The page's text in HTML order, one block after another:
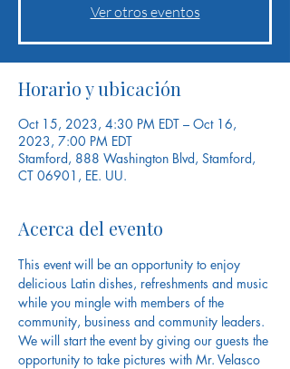
Ver otros eventos
Horario y ubicación
Oct 15, 2023, 4:30 PM EDT – Oct 16,
2023, 7:00 PM EDT
Stamford, 888 Washington Blvd, Stamford,
CT 06901, EE. UU.
Acerca del evento
This event will be an opportunity to enjoy
delicious Latin dishes, refreshments and music
while you mingle with members of the
community, business and community leaders.
We will start the event by giving our guests the
opportunity to take pictures with Mr. Velasco